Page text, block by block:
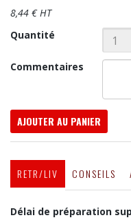
8,44 € HT
Quantité
Commentaires
AJOUTER AU PANIER
RETR/LIV CONSEILS
Délai de préparation